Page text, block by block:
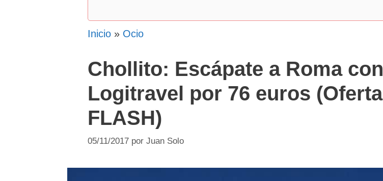
Inicio » Ocio
Chollito: Escápate a Roma con
Logitravel por 76 euros (Oferta
FLASH)
05/11/2017 por Juan Solo